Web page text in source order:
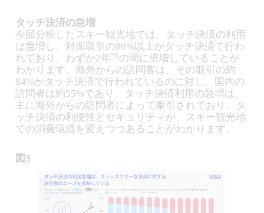
タッチ決済の急増
今回分析したスキー観光地では、タッチ決済の利用
は急増し、対面取引の80%以上がタッチ決済で行わ
れており、わずか2年*6の間に倍増していることが
わかります。海外からの訪問客は、その取引の約
84%がタッチ決済で行われているのに対し、国内の
訪問者は約55%であり、タッチ決済利用の急増は、
主に海外からの訪問者によって牽引されており、タ
ッチ決済の利便性とセキュリティが、スキー観光地
での消費環境を変えつつあることがわかります。
図3